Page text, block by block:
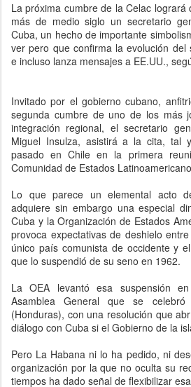
La próxima cumbre de la Celac
más de medio siglo un secretario
Cuba, un hecho de importante
ver pero que confirma la evolución del
e incluso lanza mensajes a EE.UU.,
Invitado por el gobierno cubano,
segunda cumbre de uno de los más
integración regional, el secretario
Miguel Insulza, asistirá a la cita, tal
pasado en Chile en la primera
Comunidad de Estados
Lo que parece un elemental acto
adquiere sin embargo una especial
Cuba y la Organización de Estados
provoca expectativas de deshielo
único país comunista de occidente y
que lo suspendió de su seno en 1962.
La OEA levantó esa suspensión
Asamblea General que se
(Honduras), con una resolución que
diálogo con Cuba si el Gobierno de la
Pero La Habana ni lo ha pedido, ni
organización por la que no oculta su
tiempos ha dado señal de flexibilizar